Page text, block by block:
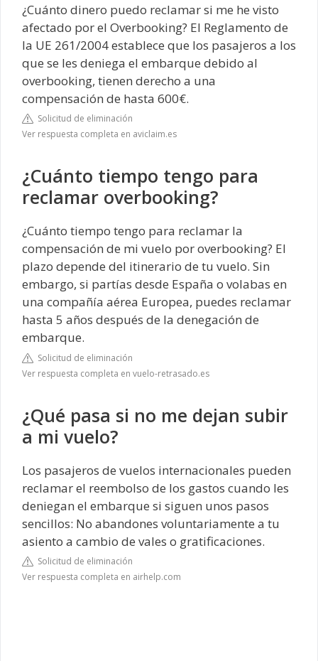
¿Cuánto dinero puedo reclamar si me he visto
afectado por el Overbooking? El Reglamento de
la UE 261/2004 establece que los pasajeros a los
que se les deniega el embarque debido al
overbooking, tienen derecho a una
compensación de hasta 600€.
Solicitud de eliminación
Ver respuesta completa en aviclaim.es
¿Cuánto tiempo tengo para
reclamar overbooking?
¿Cuánto tiempo tengo para reclamar la
compensación de mi vuelo por overbooking? El
plazo depende del itinerario de tu vuelo. Sin
embargo, si partías desde España o volabas en
una compañía aérea Europea, puedes reclamar
hasta 5 años después de la denegación de
embarque.
Solicitud de eliminación
Ver respuesta completa en vuelo-retrasado.es
¿Qué pasa si no me dejan subir
a mi vuelo?
Los pasajeros de vuelos internacionales pueden
reclamar el reembolso de los gastos cuando les
deniegan el embarque si siguen unos pasos
sencillos: No abandones voluntariamente a tu
asiento a cambio de vales o gratificaciones.
Solicitud de eliminación
Ver respuesta completa en airhelp.com